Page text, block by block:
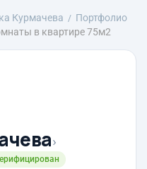
Курмачева
Портфолио
в квартире 75м2
›